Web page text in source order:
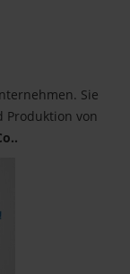
Sie
Produktion von